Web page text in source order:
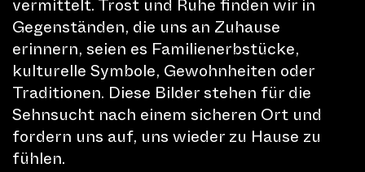
vermittelt. Trost und Ruhe finden wir in
Gegenständen, die uns an Zuhause
erinnern, seien es Familienerbstücke,
kulturelle Symbole, Gewohnheiten oder
Traditionen. Diese Bilder stehen für die
Sehnsucht nach einem sicheren Ort und
fordern uns auf, uns wieder zu Hause zu
fühlen.
gezogen.
PROGRAMM